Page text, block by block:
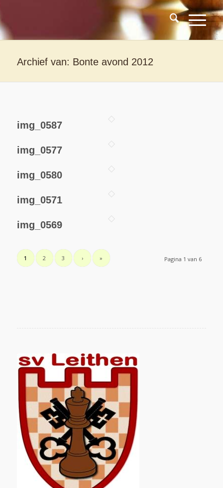
Archief van: Bonte avond 2012
img_0587
img_0577
img_0580
img_0571
img_0569
Pagina 1 van 6
1 2 3 › »